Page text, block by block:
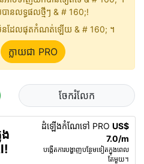
បាន​លទ្ធផល​ថ្មីៗ & # 160;!
មិន​ដែល​ផុត​កំណត់​ឡើយ & # 160; ។
ក្លាយជា PRO
ចែករំលែក
ង
ដំឡើងកំណែទៅ PRO US$
7.0/m
បង្កើត​ការ​បង្ហាញ​បន្ថែម​ទៀត​ក្នុង​ពេល​
តែ​មួយ។